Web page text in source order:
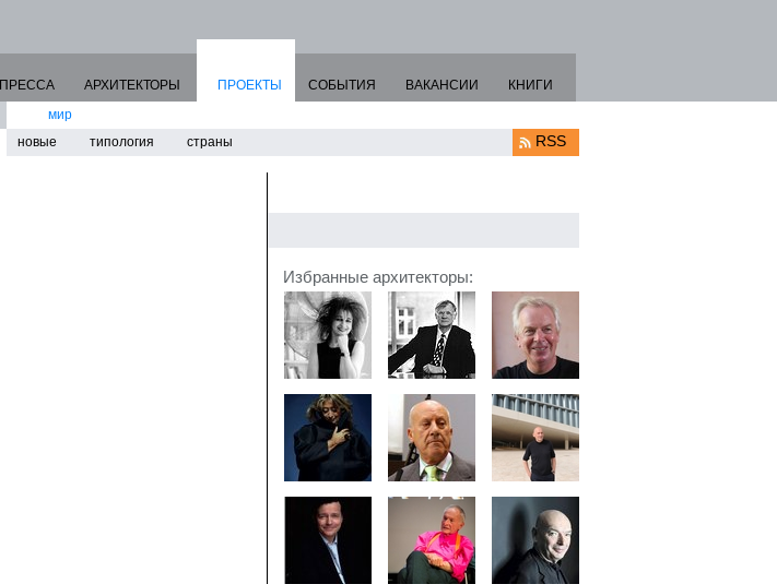
ПРЕССА АРХИТЕКТОРЫ
ПРОЕКТЫ
мир
новые
типология страны
СОБЫТИЯ ВАКАНСИИ КНИГИ
RSS
Избранные архитекторы: